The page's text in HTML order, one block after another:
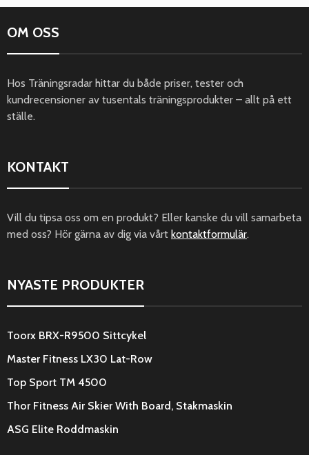
OM OSS
Hos Träningsradar hittar du både priser, tester och
kundrecensioner av tusentals träningsprodukter – allt på ett
ställe.
KONTAKT
Vill du tipsa oss om en produkt? Eller kanske du vill samarbeta
med oss? Hör gärna av dig via vårt kontaktformulär.
NYASTE PRODUKTER
Toorx BRX-R9500 Sittcykel
Master Fitness LX30 Lat-Row
Top Sport TM 4500
Thor Fitness Air Skier With Board, Stakmaskin
ASG Elite Roddmaskin